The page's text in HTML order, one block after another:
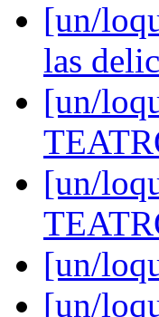
[un/
las
[un/
[un/
[un/
[un/